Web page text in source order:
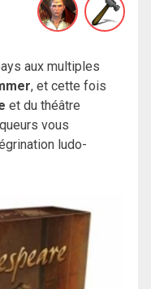
aux multiples
, et cette fois
et du théâtre
vous
ludo-